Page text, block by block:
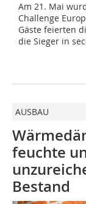
Am 21. Mai
Challenge
Gäste feierten
die Sieger in
AUSBAU
feuchte
Bestand